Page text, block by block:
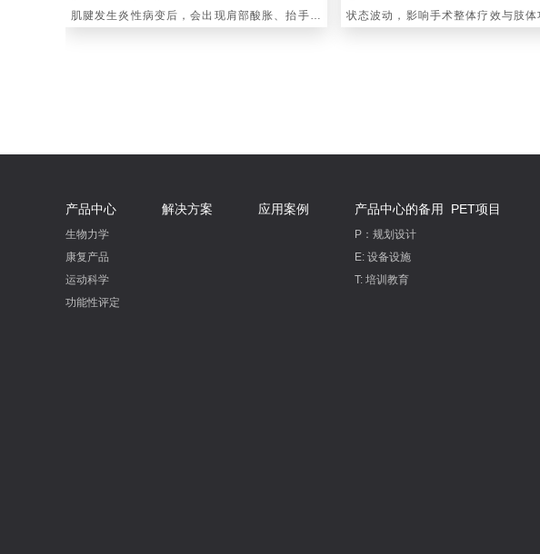
肌腱发生炎性病变后，会出现肩部酸胀、抬手受
状态波动，影响手术整体疗效与肢体
产品中心
生物力学
康复产品
运动科学
功能性评定
解决方案 应用案例 产品中心的备用
P：规划设计
E: 设备设施
T: 培训教育
PET项目